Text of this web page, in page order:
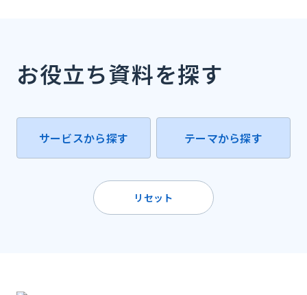
お役立ち資料を探す
サービスから探す テーマから探す
リセット